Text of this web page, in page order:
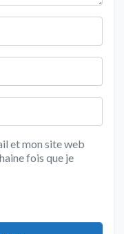
et mon site web
fois que je